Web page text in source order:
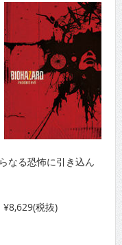
なる恐怖に引き込ん
税抜)